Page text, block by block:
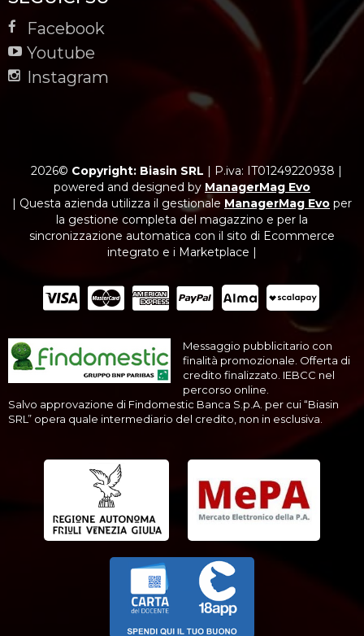
Facebook
Youtube
Instagram
2026© Copyright: Biasin SRL | P.iva: IT01249220938 |
powered and designed by ManagerMag Evo
| Questa azienda utilizza il gestionale ManagerMag Evo per
la gestione completa del magazzino e per la
sincronizzazione automatica con il sito di Ecommerce
integrato e i Marketplace |
Messaggio pubblicitario con
finalità promozionale. Offerta di
credito finalizzato. IEBCC nel
percorso online.
Salvo approvazione di Findomestic Banca S.p.A. per cui “Biasin
SRL” opera quale intermediario del credito, non in esclusiva.